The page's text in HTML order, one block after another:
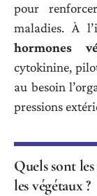
pour
maladies. À
hormones
cytokinine,
au besoin
pressions
Quels sont
les végétaux ?